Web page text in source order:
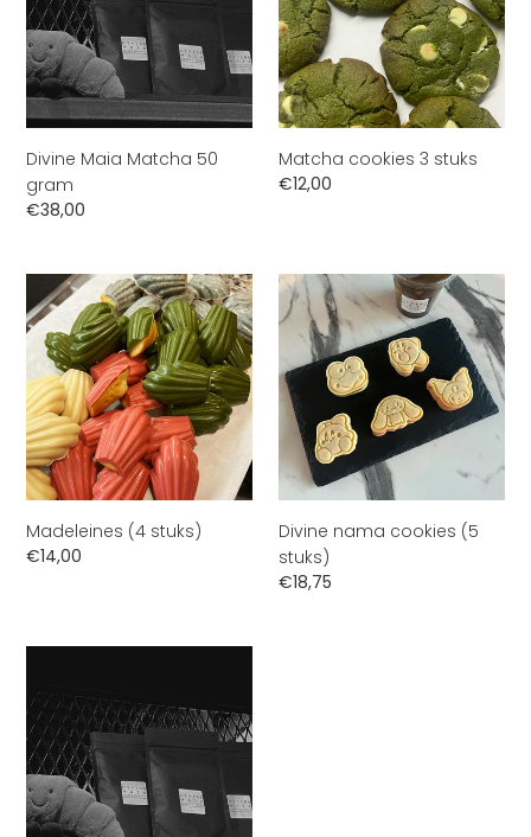
i
e
:
gram
Divine Maia Matcha 50
gram
Normale
€38,00
Matcha cookies 3 stuks
Normale
€12,00
Madeleines
(4
stuks)
Madeleines (4 stuks)
Normale
€14,00
Divine
nama
cookies
(5
stuks)
Divine nama cookies (5
stuks)
Normale
€18,75
Hojicha
50
gram